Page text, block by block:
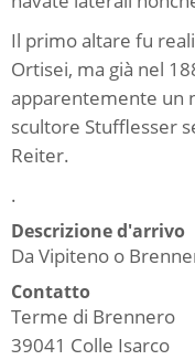
Il primo altare fu
Ortisei, ma già nel
apparentemente un
scultore Stufflesser
Reiter.
.
Descrizione d'arrivo
Da Vipiteno o
Contatto
Terme di Brennero
39041 Colle Isarco